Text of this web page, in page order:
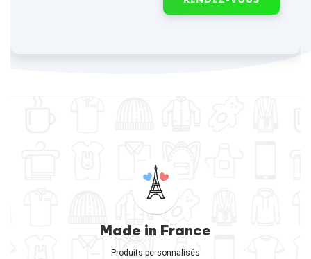
Made in France
Produits personnalisés